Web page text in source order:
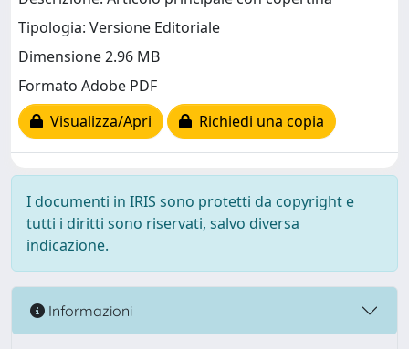
Tipologia: Versione Editoriale
Dimensione 2.96 MB
Formato Adobe PDF
Visualizza/Apri
Richiedi una copia
I documenti in IRIS sono protetti da copyright e
tutti i diritti sono riservati, salvo diversa
indicazione.
Informazioni